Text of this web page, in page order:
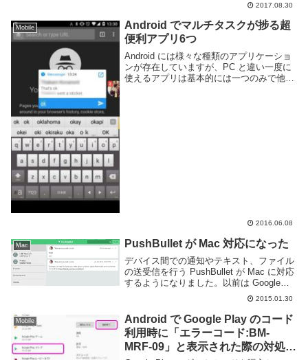
2017.08.30
Mobile
Android でマルチタスクが捗る超
便利アプリ6つ
Android には様々な種類のアプリケーショ
ンが存在していますが、PC と違い一度に
使えるアプリは基本的には一つのみで他の
2016.06.08
Mac PushBullet が Mac 対応になった
デバイス間での通知やテキスト、ファイル
の送受信を行う PushBullet が Mac に対応
するようになりました。以前は Google
Chrome や Firefox 等ブラウザの拡張機能
として動いてたのですが、OS X ネイティ
ブのア...
2015.01.30
Mobile
Android で Google Play のコード
利用時に「エラーコード:BM-
MRF-09」と表示された際の対処方